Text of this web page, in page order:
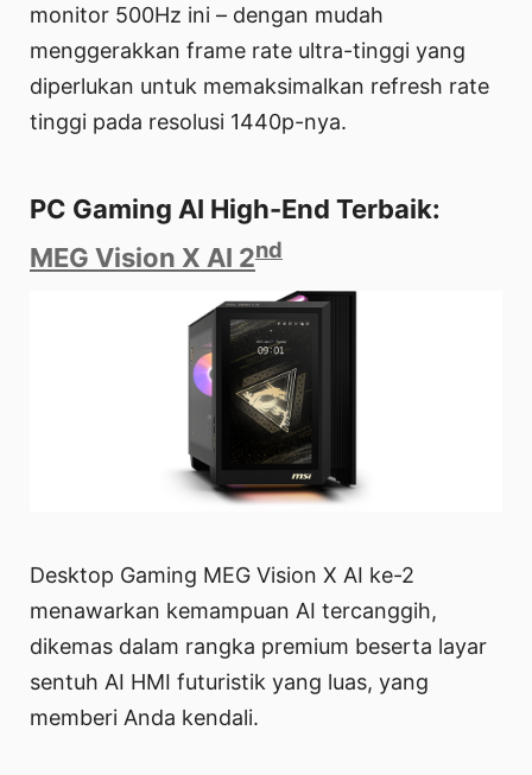
monitor 500Hz ini – dengan mudah
menggerakkan frame rate ultra-tinggi yang
diperlukan untuk memaksimalkan refresh rate
tinggi pada resolusi 1440p-nya.
PC Gaming AI High-End Terbaik:
MEG Vision X AI 2nd
Desktop Gaming MEG Vision X AI ke-2
menawarkan kemampuan AI tercanggih,
dikemas dalam rangka premium beserta layar
sentuh AI HMI futuristik yang luas, yang
memberi Anda kendali.